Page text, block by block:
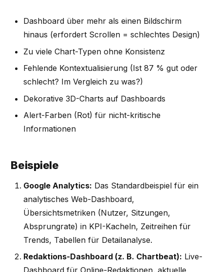
Dashboard über mehr als einen Bildschirm
hinaus (erfordert Scrollen = schlechtes Design)
Zu viele Chart-Typen ohne Konsistenz
Fehlende Kontextualisierung (Ist 87 % gut oder
schlecht? Im Vergleich zu was?)
Dekorative 3D-Charts auf Dashboards
Alert-Farben (Rot) für nicht-kritische
Informationen
Beispiele
Google Analytics: Das Standardbeispiel für ein
analytisches Web-Dashboard,
Übersichtsmetriken (Nutzer, Sitzungen,
Absprungrate) in KPI-Kacheln, Zeitreihen für
Trends, Tabellen für Detailanalyse.
Redaktions-Dashboard (z. B. Chartbeat): Live-